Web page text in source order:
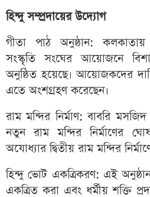
হিন্দু সম্প্রদায়ের উদ্যোগ
গীতা পাঠ অনুষ্ঠান: কলকাতায়
সংস্কৃতি সংঘের আয়োজনে
অনুষ্ঠিত হয়েছে। আয়োজকদের
এতে অংশগ্রহণ করেছেন।
রাম মন্দির নির্মাণ: বাবরি
নতুন রাম মন্দির নির্মাণের
অযোধ্যার দ্বিতীয় রাম মন্দির
হিন্দু ভোট একত্রিকরণ: এই
একত্রিত করা এবং ধর্মীয় শক্তি